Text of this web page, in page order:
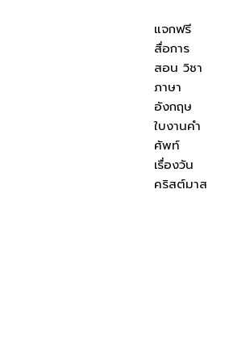
แจกฟรี
สื่อการ
สอน วิชา
ภาษา
อังกฤษ
ใบงานคำ
ศัพท์
เรื่องวัน
คริสต์มาส